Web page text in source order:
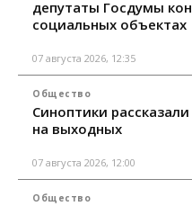
депутаты Госдумы
социальных объектах
07 августа 2026, 12:35
Общество
Синоптики
на выходных
07 августа 2026, 12:00
Общество